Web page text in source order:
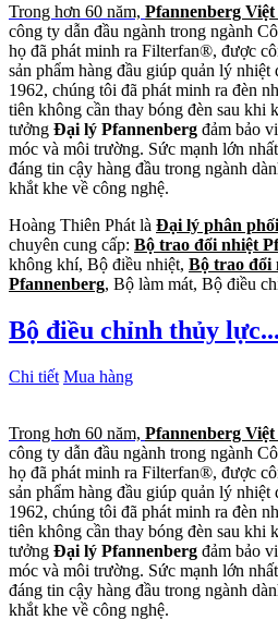
Trong hơn 60 năm, Pfannenberg
công ty dẫn đầu ngành trong ngành
họ đã phát minh ra Filterfan®, được
sản phẩm hàng đầu giúp quản lý
1962, chúng tôi đã phát minh ra đèn
tiên không cần thay bóng đèn sau khi
tưởng Đại lý Pfannenberg đảm bảo
móc và môi trường. Sức mạnh lớn
đáng tin cậy hàng đầu trong ngành
khắt khe về công nghệ.
Hoàng Thiên Phát là Đại lý phân
chuyên cung cấp: Bộ trao đổi nhiệt
không khí, Bộ điều nhiệt, Bộ trao đổi
Pfannenberg, Bộ làm mát, Bộ điều
Bộ điều chỉnh thủy lực...
Chi tiết Mua hàng
Trong hơn 60 năm, Pfannenberg
công ty dẫn đầu ngành trong ngành
họ đã phát minh ra Filterfan®, được
sản phẩm hàng đầu giúp quản lý
1962, chúng tôi đã phát minh ra đèn
tiên không cần thay bóng đèn sau khi
tưởng Đại lý Pfannenberg đảm bảo
móc và môi trường. Sức mạnh lớn
đáng tin cậy hàng đầu trong ngành
khắt khe về công nghệ.